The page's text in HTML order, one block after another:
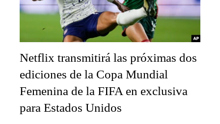
Netflix transmitirá las próximas dos
ediciones de la Copa Mundial
Femenina de la FIFA en exclusiva
para Estados Unidos